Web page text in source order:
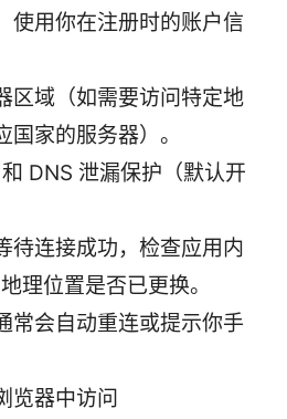
使用你在注册时的账户信
区域（如需要访问特定地
国家的服务器）。
DNS 泄漏保护（默认开
待连接成功，检查应用内
理位置是否已更换。
常会自动重连或提示你手
览器中访问